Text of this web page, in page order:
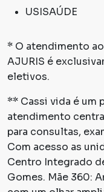
USISAÚDE
* O atendimento
AJURIS é
eletivos.
** Cassi vida é um
atendimento
para consultas,
Com acesso as
Centro Integrado
Gomes. Mãe 360: